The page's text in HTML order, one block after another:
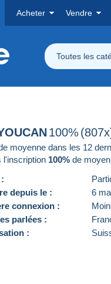
Acheter Vendre
Toutes les
100%
moyenne dans les 12
l'inscription 100% de
depuis le :
6
connexion :
parlées :
: